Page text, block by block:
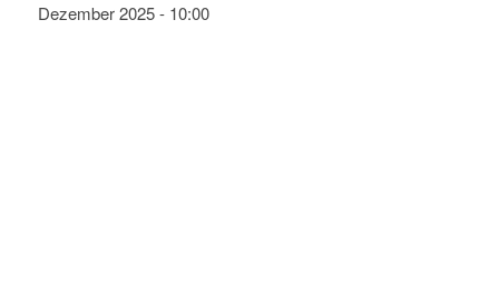
Dezember 2025 - 10:00